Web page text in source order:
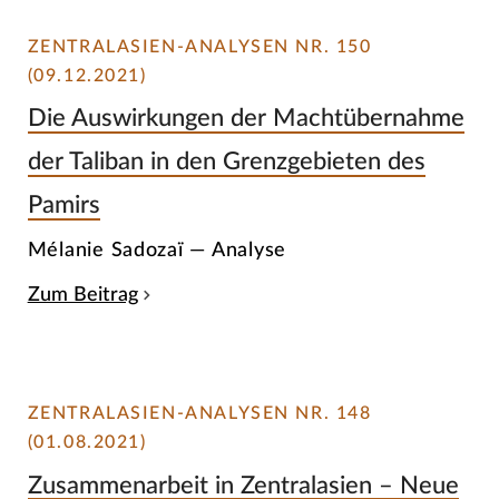
ZENTRALASIEN-ANALYSEN NR. 150
(09.12.2021)
Die Auswirkungen der Machtübernahme
der Taliban in den Grenzgebieten des
Pamirs
Mélanie Sadozaï — Analyse
Zum Beitrag
ZENTRALASIEN-ANALYSEN NR. 148
(01.08.2021)
Zusammenarbeit in Zentralasien – Neue